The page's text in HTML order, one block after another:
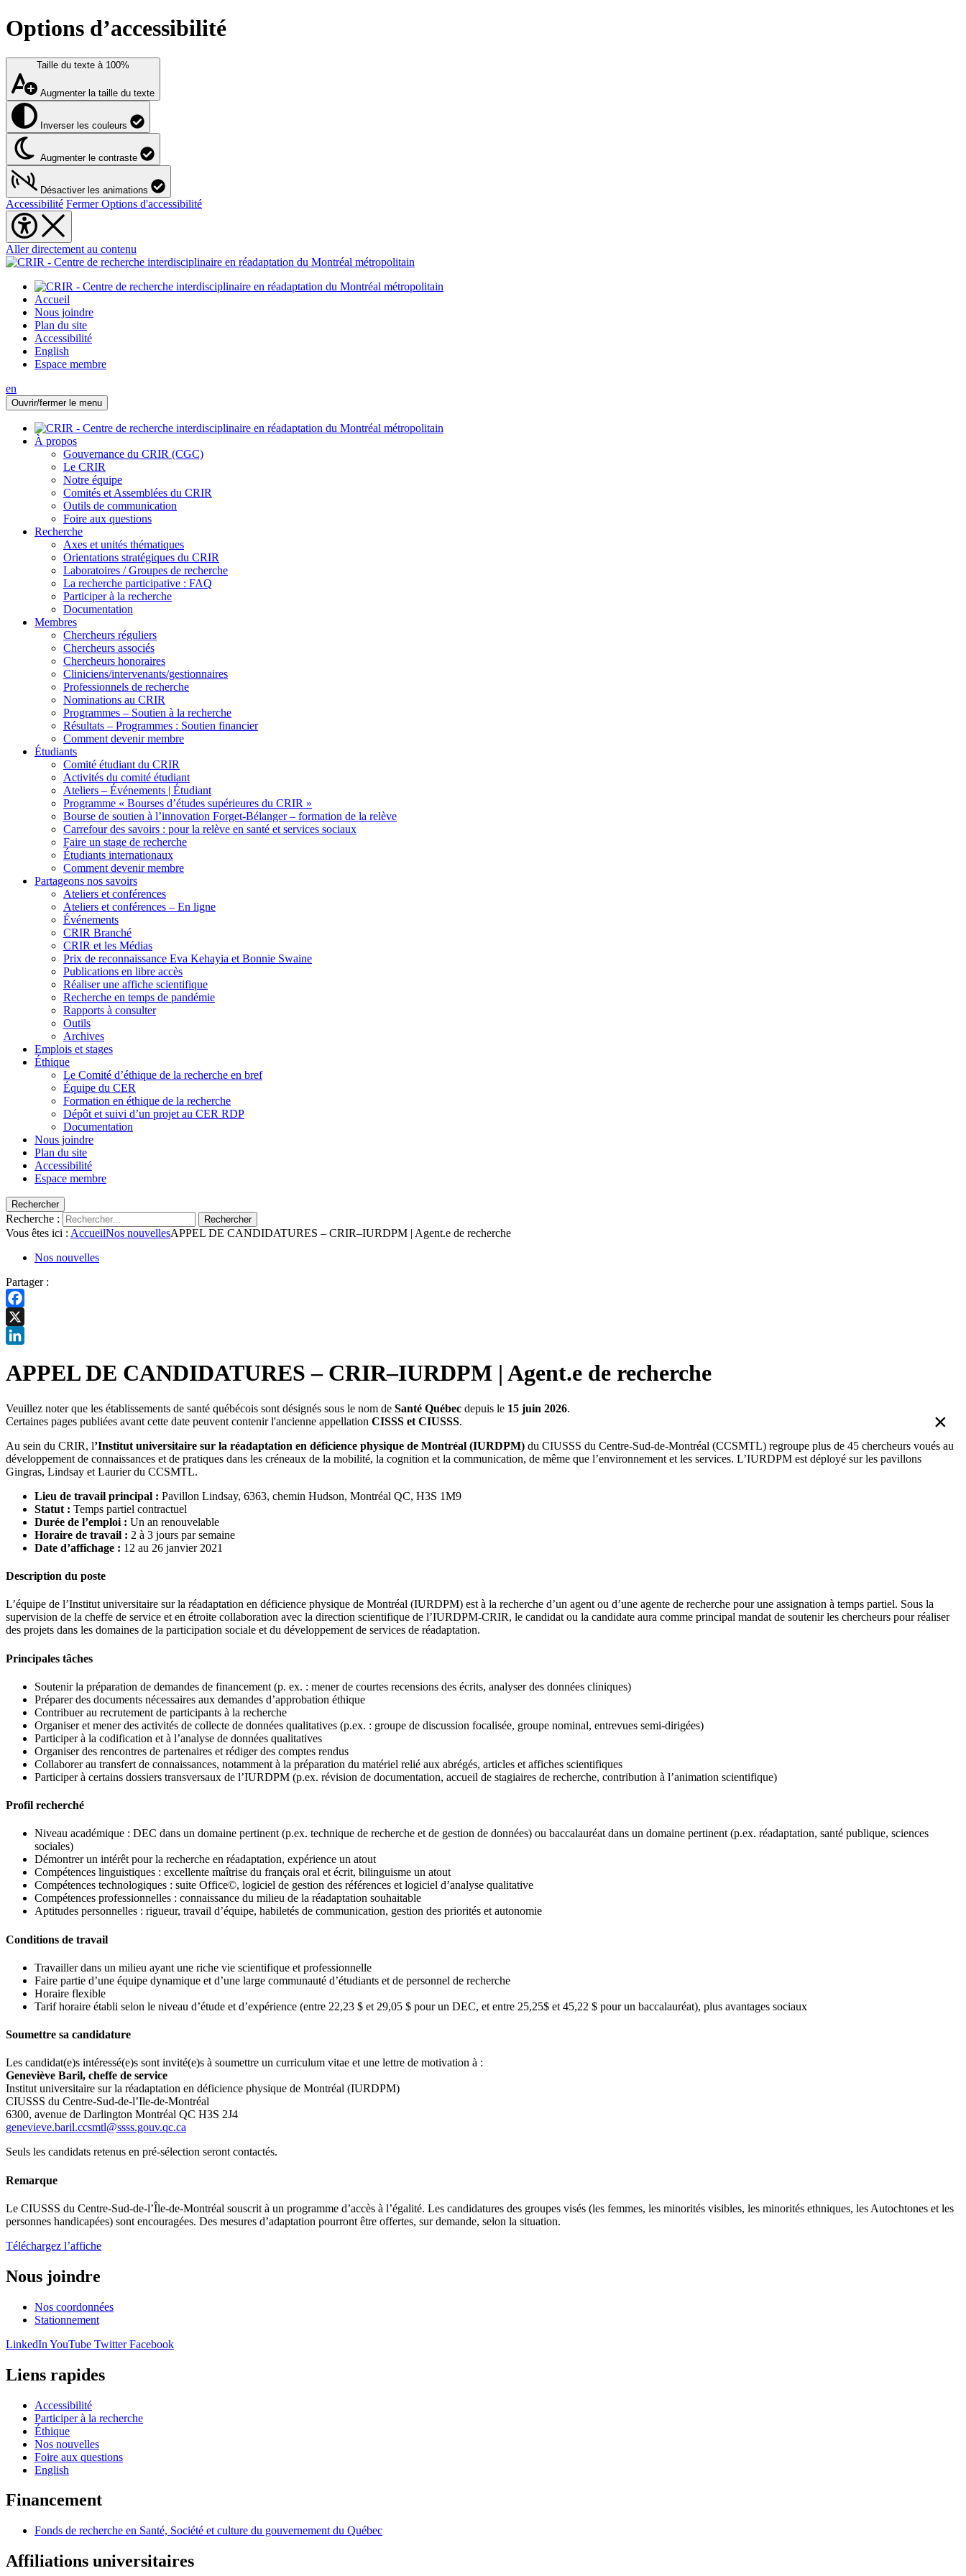
Options d’accessibilité
Taille du texte à 100%
Augmenter la taille du texte
Inverser les couleurs
Augmenter le contraste
Désactiver les animations
Accessibilité Fermer Options d'accessibilité
Aller directement au contenu
Accueil
Nous joindre
Plan du site
Accessibilité
English
Espace membre
en
Ouvrir/fermer le menu
À propos
Gouvernance du CRIR (CGC)
Le CRIR
Notre équipe
Comités et Assemblées du CRIR
Outils de communication
Foire aux questions
Recherche
Axes et unités thématiques
Orientations stratégiques du CRIR
Laboratoires / Groupes de recherche
La recherche participative : FAQ
Participer à la recherche
Documentation
Membres
Chercheurs réguliers
Chercheurs associés
Chercheurs honoraires
Cliniciens/intervenants/gestionnaires
Professionnels de recherche
Nominations au CRIR
Programmes – Soutien à la recherche
Résultats – Programmes : Soutien financier
Comment devenir membre
Étudiants
Comité étudiant du CRIR
Activités du comité étudiant
Ateliers – Événements | Étudiant
Programme « Bourses d’études supérieures du CRIR »
Bourse de soutien à l’innovation Forget-Bélanger – formation de la relève
Carrefour des savoirs : pour la relève en santé et services sociaux
Faire un stage de recherche
Étudiants internationaux
Comment devenir membre
Partageons nos savoirs
Ateliers et conférences
Ateliers et conférences – En ligne
Événements
CRIR Branché
CRIR et les Médias
Prix de reconnaissance Eva Kehayia et Bonnie Swaine
Publications en libre accès
Réaliser une affiche scientifique
Recherche en temps de pandémie
Rapports à consulter
Outils
Archives
Emplois et stages
Éthique
Le Comité d’éthique de la recherche en bref
Équipe du CER
Formation en éthique de la recherche
Dépôt et suivi d’un projet au CER RDP
Documentation
Nous joindre
Plan du site
Accessibilité
Espace membre
Rechercher
Recherche : Rechercher
Vous êtes ici : AccueilNos nouvellesAPPEL DE CANDIDATURES – CRIR–IURDPM | Agent.e de recherche
Nos nouvelles
Partager :
Facebook
X
APPEL DE CANDIDATURES – CRIR–IURDPM | Agent.e de recherche
Veuillez noter que les établissements de santé québécois sont désignés sous le nom de Santé Québec depuis le 15 juin 2026.
Certaines pages publiées avant cette date peuvent contenir l'ancienne appellation CISSS et CIUSSS. ×
Au sein du CRIR, l’Institut universitaire sur la réadaptation en déficience physique de Montréal (IURDPM) du CIUSSS du Centre-Sud-de-Montréal (CCSMTL) regroupe plus de 45 chercheurs voués au
développement de connaissances et de pratiques dans les créneaux de la mobilité, la cognition et la communication, de même que l’environnement et les services. L’IURDPM est déployé sur les pavillons
Gingras, Lindsay et Laurier du CCSMTL.
Lieu de travail principal : Pavillon Lindsay, 6363, chemin Hudson, Montréal QC, H3S 1M9
Statut : Temps partiel contractuel
Durée de l’emploi : Un an renouvelable
Horaire de travail : 2 à 3 jours par semaine
Date d’affichage : 12 au 26 janvier 2021
Description du poste
L’équipe de l’Institut universitaire sur la réadaptation en déficience physique de Montréal (IURDPM) est à la recherche d’un agent ou d’une agente de recherche pour une assignation à temps partiel. Sous la
supervision de la cheffe de service et en étroite collaboration avec la direction scientifique de l’IURDPM-CRIR, le candidat ou la candidate aura comme principal mandat de soutenir les chercheurs pour réaliser
des projets dans les domaines de la participation sociale et du développement de services de réadaptation.
Principales tâches
Soutenir la préparation de demandes de financement (p. ex. : mener de courtes recensions des écrits, analyser des données cliniques)
Préparer des documents nécessaires aux demandes d’approbation éthique
Contribuer au recrutement de participants à la recherche
Organiser et mener des activités de collecte de données qualitatives (p.ex. : groupe de discussion focalisée, groupe nominal, entrevues semi-dirigées)
Participer à la codification et à l’analyse de données qualitatives
Organiser des rencontres de partenaires et rédiger des comptes rendus
Collaborer au transfert de connaissances, notamment à la préparation du matériel relié aux abrégés, articles et affiches scientifiques
Participer à certains dossiers transversaux de l’IURDPM (p.ex. révision de documentation, accueil de stagiaires de recherche, contribution à l’animation scientifique)
Profil recherché
Niveau académique : DEC dans un domaine pertinent (p.ex. technique de recherche et de gestion de données) ou baccalauréat dans un domaine pertinent (p.ex. réadaptation, santé publique, sciences
sociales)
Démontrer un intérêt pour la recherche en réadaptation, expérience un atout
Compétences linguistiques : excellente maîtrise du français oral et écrit, bilinguisme un atout
Compétences technologiques : suite Office©, logiciel de gestion des références et logiciel d’analyse qualitative
Compétences professionnelles : connaissance du milieu de la réadaptation souhaitable
Aptitudes personnelles : rigueur, travail d’équipe, habiletés de communication, gestion des priorités et autonomie
Conditions de travail
Travailler dans un milieu ayant une riche vie scientifique et professionnelle
Faire partie d’une équipe dynamique et d’une large communauté d’étudiants et de personnel de recherche
Horaire flexible
Tarif horaire établi selon le niveau d’étude et d’expérience (entre 22,23 $ et 29,05 $ pour un DEC, et entre 25,25$ et 45,22 $ pour un baccalauréat), plus avantages sociaux
Soumettre sa candidature
Les candidat(e)s intéressé(e)s sont invité(e)s à soumettre un curriculum vitae et une lettre de motivation à :
Geneviève Baril, cheffe de service
Institut universitaire sur la réadaptation en déficience physique de Montréal (IURDPM)
CIUSSS du Centre-Sud-de-l’Ile-de-Montréal
6300, avenue de Darlington Montréal QC H3S 2J4
genevieve.baril.ccsmtl@ssss.gouv.qc.ca
Seuls les candidats retenus en pré-sélection seront contactés.
Remarque
Le CIUSSS du Centre-Sud-de-l’Île-de-Montréal souscrit à un programme d’accès à l’égalité. Les candidatures des groupes visés (les femmes, les minorités visibles, les minorités ethniques, les Autochtones et les
personnes handicapées) sont encouragées. Des mesures d’adaptation pourront être offertes, sur demande, selon la situation.
Téléchargez l’affiche
Nous joindre
Nos coordonnées
Stationnement
LinkedIn YouTube Twitter Facebook
Liens rapides
Accessibilité
Participer à la recherche
Éthique
Nos nouvelles
Foire aux questions
English
Financement
Fonds de recherche en Santé, Société et culture du gouvernement du Québec
Affiliations universitaires